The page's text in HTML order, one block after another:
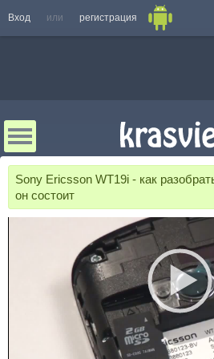
Вход или регистрация
Sony Ericsson WT19i - как
он состоит